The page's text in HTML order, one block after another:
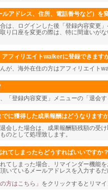
アドレス、住所、電話番号など）を
は、ログインした後「登録内容変更
り口座を変更の際は、特に間違いが
アフィリエイトwalkerに登録できます
が、海外在住の方はアフィリエイト
「登録内容変更」メニューの「退会
に獲得した成果報酬はどうなります
会した場合は、成果報酬額残額の受
のとして処理致します。
れてしまったらどうすればいいですか
てしまった場合、リマインダー機能
いているメールアドレスを入力する
方はこちら」 をクリックするとリマ